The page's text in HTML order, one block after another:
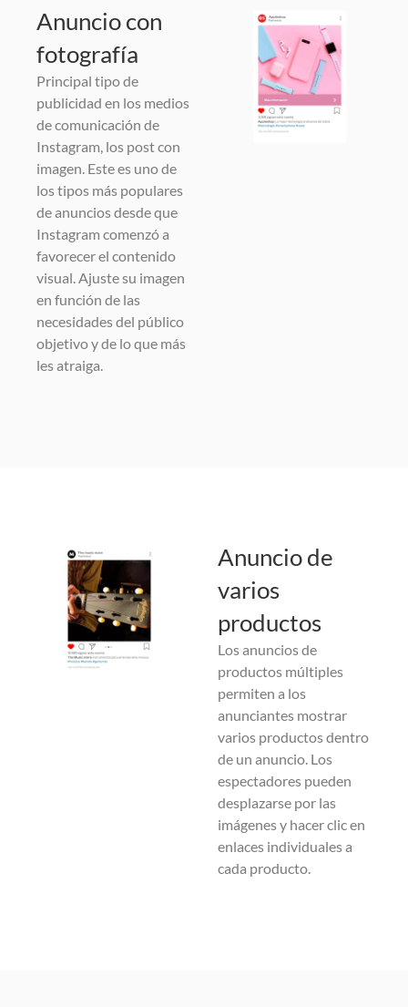
Anuncio con
fotografía
Principal tipo de
publicidad en los medios
de comunicación de
Instagram, los post con
imagen. Este es uno de
los tipos más populares
de anuncios desde que
Instagram comenzó a
favorecer el contenido
visual. Ajuste su imagen
en función de las
necesidades del público
objetivo y de lo que más
les atraiga.
Anuncio de
varios
productos
Los anuncios de
productos múltiples
permiten a los
anunciantes mostrar
varios productos dentro
de un anuncio. Los
espectadores pueden
desplazarse por las
imágenes y hacer clic en
enlaces individuales a
cada producto.